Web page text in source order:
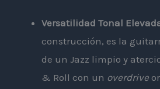
Versatilidad Tonal
construcción, es la
de un Jazz limpio y
& Roll con un overdrive